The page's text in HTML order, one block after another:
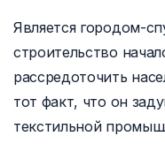
Является городом-
строительство
рассредоточить
тот факт, что он
текстильной